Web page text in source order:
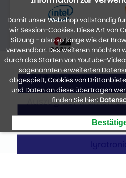
Auszug der Marken
Damit unser Webshop vollständig
wir Session-Cookies. Diese Art von
Sitzung - also so lange wie der
verwendbar. Des weiteren möchten
durch das Starten von Youtube-
sogenannten erweiterten
abgespielt, Cookies von
und Daten an diese übertragen
finden Sie hier: